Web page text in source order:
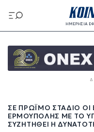
προς
το
περιεχόμενο
ΗΜΕΡΗΣΙΑ
προς
κυρίως
ΣΕ ΠΡΏΙΜΟ ΣΤΆΔΙΟ
ΕΡΜΟΎΠΟΛΗΣ ΜΕ ΤΟ
ΣΥΖΗΤΗΘΕΊ Η